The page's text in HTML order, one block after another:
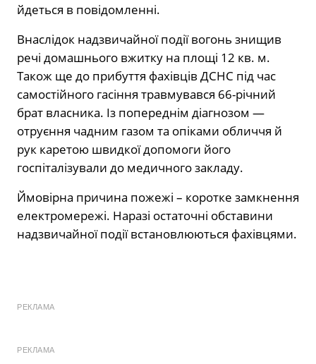
йдеться в повідомленні.
Внаслідок надзвичайної події вогонь знищив
речі домашнього вжитку на площі 12 кв. м.
Також ще до прибуття фахівців ДСНС під час
самостійного гасіння травмувався 66-річний
брат власника. Із попереднім діагнозом —
отруєння чадним газом та опіками обличчя й
рук каретою швидкої допомоги його
госпіталізували до медичного закладу.
Ймовірна причина пожежі – коротке замкнення
електромережі. Наразі остаточні обставини
надзвичайної події встановлюються фахівцями.
РЕКЛАМА
РЕКЛАМА